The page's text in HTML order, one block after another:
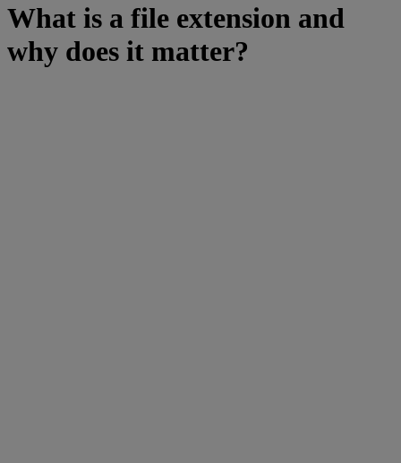
What is a file extension and
why does it matter?